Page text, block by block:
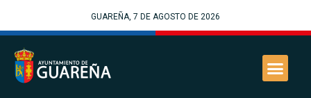
GUAREÑA, 7 DE AGOSTO DE 2026